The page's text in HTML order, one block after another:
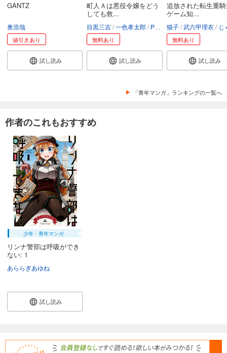
GANTZ
奥浩哉
値引きあり
試し読み
町人Ａは悪役令嬢をどう
しても救...
目黒三吉 一色孝太郎 Parum
無料あり
試し読み
追放された転生重
ゲーム知...
猫子 武六甲理衣 じゃ
無料あり
試し読み
「青年マンガ」ランキングの一覧へ
作者のこれもおすすめ
少年・青年マンガ
リンナ警部は呼吸ができ
ない: 1
あららぎあゆね
試し読み